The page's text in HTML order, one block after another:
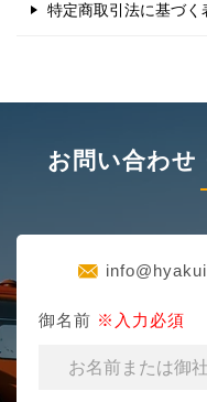
特定商取引法に基づく
お問い合わせ
御名前 ※入力必須